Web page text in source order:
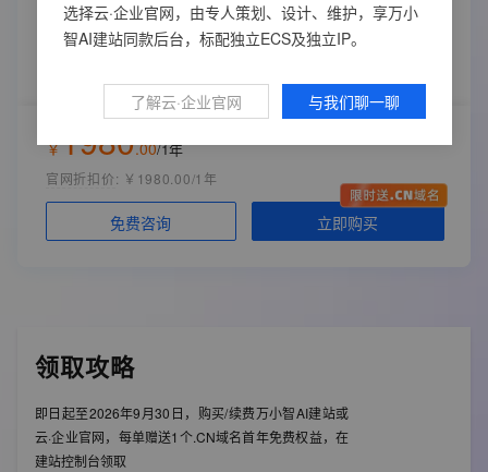
软件版本
标准版（Pro）
中国内地
购买时长
1年
多语言
高德地图
应用内支持大模型（生文/生图/生视频）
支付插件
云资源配置 （统一配置，无需单独购买）
数据库空间2GB（表数量50张，单表10万行）
免费SSL证书
绑定域名个数3个
备案服务码
￥1980.00/1年
官网折扣价: ￥1980.00/1年
免费咨询 立即购买
领取攻略
即日起至2026年9月30日，购买/续费万小智AI建站或
云·企业官网，每单赠送1个.CN域名首年免费权益，在
建站控制台领取
选择云·企业官网，由专人策划、设计、维护，享万小
智AI建站同款后台，标配独立ECS及独立IP。
了解云·企业官网 与我们聊一聊